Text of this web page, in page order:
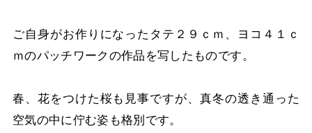
ご自身がお作りになったタテ２９ｃｍ、ヨコ４１ｃ
ｍのパッチワークの作品を写したものです。
春、花をつけた桜も見事ですが、真冬の透き通った
空気の中に佇む姿も格別です。